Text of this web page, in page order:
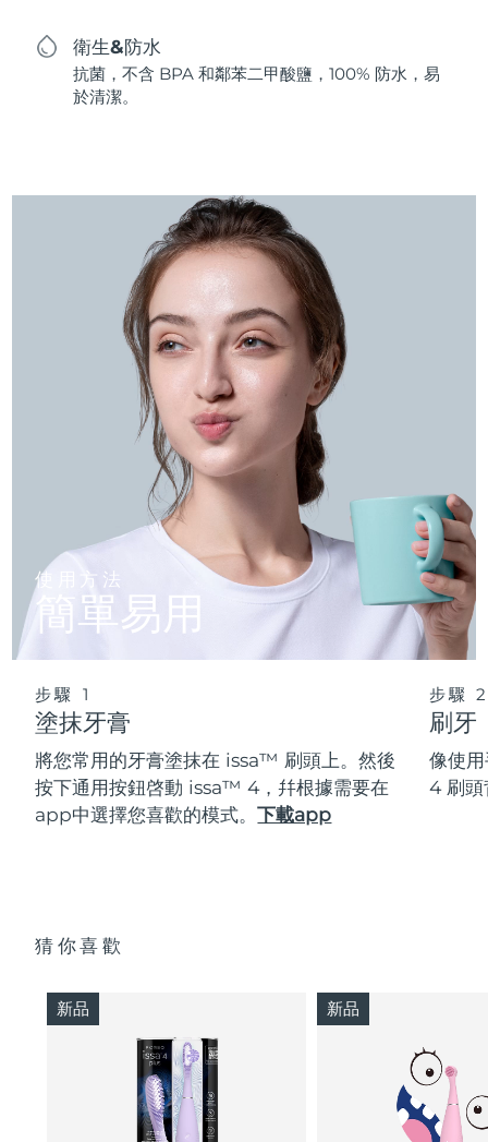
衛生&防水
抗菌，不含 BPA 和鄰苯二甲酸鹽，100% 防水，易
於清潔。
使用方法
簡單易用
步驟 1
塗抹牙膏
將您常用的牙膏塗抹在 issa™ 刷頭上。然後
按下通用按鈕啓動 issa™ 4，幷根據需要在
app中選擇您喜歡的模式。下載app
步驟
刷牙
像使
4 刷頭
猜你喜歡
新品 新品